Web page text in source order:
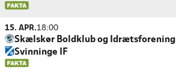
15. APR.18:00
Skælskør Boldklub og Idrætsforening
Svinninge IF